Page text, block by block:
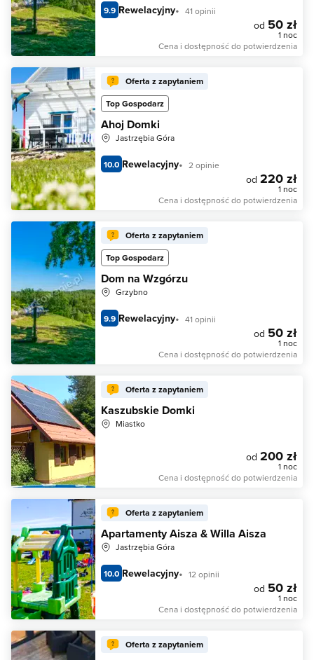
9.9 Rewelacyjny 41 opinii
od 50 zł
1 noc
Cena i dostępność do potwierdzenia
Oferta z zapytaniem
Top Gospodarz
Ahoj Domki
Jastrzębia Góra
10.0 Rewelacyjny 2 opinie
od 220 zł
1 noc
Cena i dostępność do potwierdzenia
Oferta z zapytaniem
Top Gospodarz
Dom na Wzgórzu
Grzybno
9.9 Rewelacyjny 41 opinii
od 50 zł
1 noc
Cena i dostępność do potwierdzenia
Oferta z zapytaniem
Kaszubskie Domki
Miastko
od 200 zł
1 noc
Cena i dostępność do potwierdzenia
Oferta z zapytaniem
Apartamenty Aisza & Willa Aisza
Jastrzębia Góra
10.0 Rewelacyjny 12 opinii
od 50 zł
1 noc
Cena i dostępność do potwierdzenia
Oferta z zapytaniem